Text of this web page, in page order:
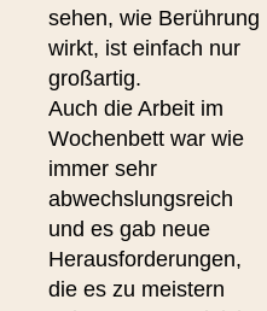
sehen, wie Berührung
wirkt, ist einfach nur
großartig.
Auch die Arbeit im
Wochenbett war wie
immer sehr
abwechslungsreich
und es gab neue
Herausforderungen,
die es zu meistern